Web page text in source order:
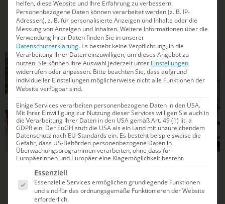
Spannung in Hannover und Istanbul: Deutschlands
Wasserballteams kämpfen um das EM-Ticket. Wer setzt
sich im Heimspiel durch? Welche Gegner warten? Erfahre
mehr über die Spielpläne, die Schlüsselduelle und
welche DSV-Spieler*innen jetzt gefordert sind.
WASSERBALL
31.05.2025 18:46
Spandaus Frauen sind Deutsche
Meisterinnen nach perfekter Saison
helfen, diese Website und Ihre Erfahrung zu verbessern.
Personenbezogene Daten können verarbeitet werden (z. B. IP-
Adressen), z. B. für personalisierte Anzeigen und Inhalte oder die
Messung von Anzeigen und Inhalten.Weitere Informationen über die
Verwendung Ihrer Daten finden Sie in unserer
Datenschutzerklärung. Es besteht keine Verpflichtung, in die
Verarbeitung Ihrer Daten einzuwilligen, um dieses Angebot zu
nutzen.Sie können Ihre Auswahl jederzeit unter Einstellungen
widerrufen oder anpassen. Bitte beachten Sie, dass aufgrund
individueller Einstellungen möglicherweise nicht alle Funktionen der
Website verfügbar sind.
Einige Services verarbeiten personenbezogene Daten in den USA.
Mit Ihrer Einwilligung zur Nutzung dieser Services willigen Sie auch in
die Verarbeitung Ihrer Daten in den USA gemäß Art. 49 (1) lit. a
GDPR ein. Der EuGH stuft die USA als ein Land mit unzureichendem
Datenschutz nach EU-Standards ein. Es besteht beispielsweise die
Gefahr, dass US-Behörden personenbezogene Daten in
Überwachungsprogrammen verarbeiten, ohne dass für
Europäerinnen und Europäer eine Klagemöglichkeit besteht.
Es folgt eine Liste der Service-Gruppen, für die
Essenziell
Essenzielle Services ermöglichen grundlegende Funktionen
und sind für das ordnungsgemäße Funktionieren der Website
erforderlich.